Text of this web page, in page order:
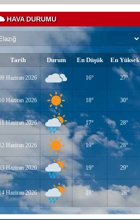
HAVA DURUMU
Tarih Durum En Düşük En Yüksek
Haziran 2026 16° 27°
Haziran 2026 18° 30°
Haziran 2026 17° 28°
Haziran 2026 19° 28°
Haziran 2026 19° 29°
Haziran 2026 19° 28°
YAZAR-ŞAİR MİRAÇ DOĞAN
Mavi Işık İnsanları
EĞİTİMCİ-YAZAR TUNER
YERLİKAYA
ENGELLİ İNSANLARIN ENGELLİ
YERİNE FAZLA BAKMAK
EĞİTİMCİ - YAZAR : MİDRAN YOKUŞ
DİKİLİ TAŞLAR - 8
EĞİTİMCİ - YAZAR : PROF.DR.
RAMAZAN DEMİR